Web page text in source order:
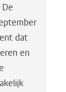
dat
en